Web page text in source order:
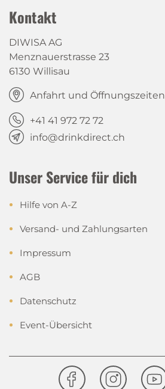
Kontakt
DIWISA AG
Menznauerstrasse 23
6130 Willisau
Anfahrt und Öffnungszeiten
+41 41 972 72 72
info@drinkdirect.ch
Unser Service für dich
Hilfe von A-Z
Versand- und Zahlungsarten
Impressum
AGB
Datenschutz
Event-Übersicht